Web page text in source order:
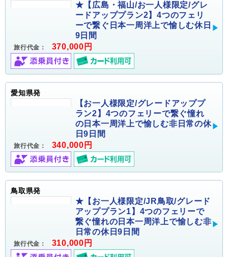
★【広島・福山/お一人様限定/グレ
ードアッププラン2】4つのフェリ
ーで繋ぐ日本一周洋上で愉しむ休日
9日間
旅行代金： 370,000円
愛知県発
【お一人様限定/グレードアッププ
ラン2】4つのフェリーで繋ぐ憧れ
の日本一周洋上で愉しむ非日常の休
日9日間
旅行代金： 340,000円
鳥取県発
★【お一人様限定/JR鳥取/グレード
アッププラン1】4つのフェリーで
繋ぐ憧れの日本一周洋上で愉しむ非
日常の休日9日間
旅行代金： 310,000円